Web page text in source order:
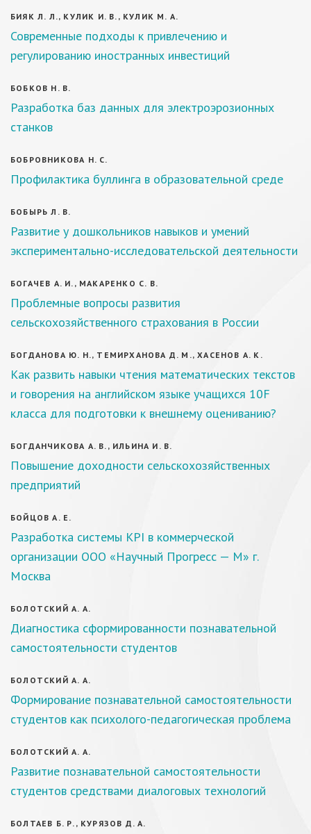
БИЯК Л. Л., КУЛИК И. В., КУЛИК М. А.
Современные подходы к привлечению и
регулированию иностранных инвестиций
БОБКОВ Н. В.
Разработка баз данных для электроэрозионных
станков
БОБРОВНИКОВА Н. С.
Профилактика буллинга в образовательной среде
БОБЫРЬ Л. В.
Развитие у дошкольников навыков и умений
экспериментально-исследовательской деятельности
БОГАЧЕВ А. И., МАКАРЕНКО С. В.
Проблемные вопросы развития
сельскохозяйственного страхования в России
БОГДАНОВА Ю. Н., ТЕМИРХАНОВА Д. М., ХАСЕНОВ А. К.
Как развить навыки чтения математических текстов
и говорения на английском языке учащихся 10F
класса для подготовки к внешнему оцениванию?
БОГДАНЧИКОВА А. В., ИЛЬИНА И. В.
Повышение доходности сельскохозяйственных
предприятий
БОЙЦОВ А. Е.
Разработка системы KPI в коммерческой
организации ООО «Научный Прогресс — М» г.
Москва
БОЛОТСКИЙ А. А.
Диагностика сформированности познавательной
самостоятельности студентов
БОЛОТСКИЙ А. А.
Формирование познавательной самостоятельности
студентов как психолого-педагогическая проблема
БОЛОТСКИЙ А. А.
Развитие познавательной самостоятельности
студентов средствами диалоговых технологий
БОЛТАЕВ Б. Р., КУРЯЗОВ Д. А.